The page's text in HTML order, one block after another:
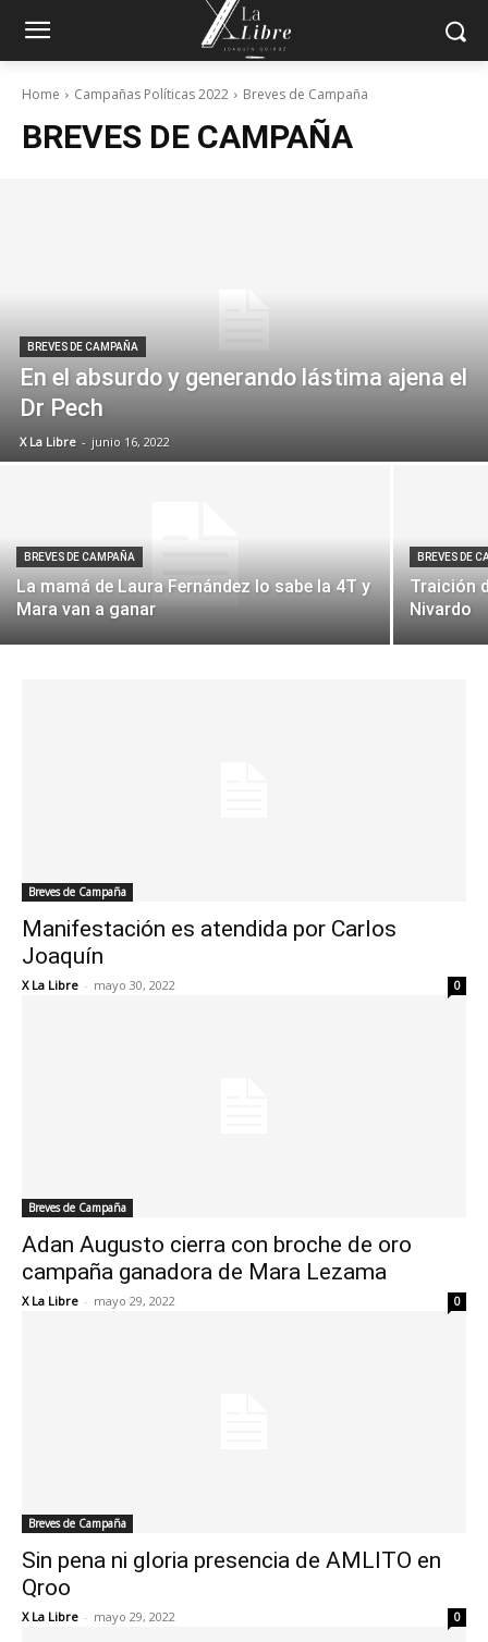
Home Campañas Políticas 2022 Breves de Campaña
BREVES DE CAMPAÑA
BREVES DE CAMPAÑA
En el absurdo y generando lástima ajena el
Dr Pech
X La Libre - junio 16, 2022
BREVES DE CAMPAÑA
La mamá de Laura Fernández lo sabe la 4T y
Mara van a ganar
BREVES DE
Traición
Nivardo
Breves de Campaña
Manifestación es atendida por Carlos
Joaquín
X La Libre - mayo 30, 2022 0
Breves de Campaña
Adan Augusto cierra con broche de oro
campaña ganadora de Mara Lezama
X La Libre - mayo 29, 2022 0
Breves de Campaña
Sin pena ni gloria presencia de AMLITO en
Qroo
X La Libre - mayo 29, 2022 0